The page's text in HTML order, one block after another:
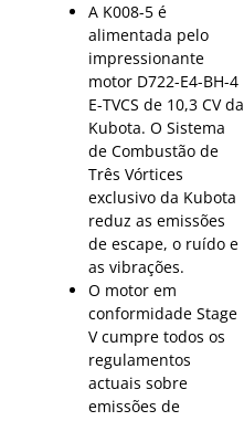
A K008-5 é
alimentada pelo
impressionante
motor D722-E4-BH-4
E-TVCS de 10,3 CV da
Kubota. O Sistema
de Combustão de
Três Vórtices
exclusivo da Kubota
reduz as emissões
de escape, o ruído e
as vibrações.
O motor em
conformidade Stage
V cumpre todos os
regulamentos
actuais sobre
emissões de